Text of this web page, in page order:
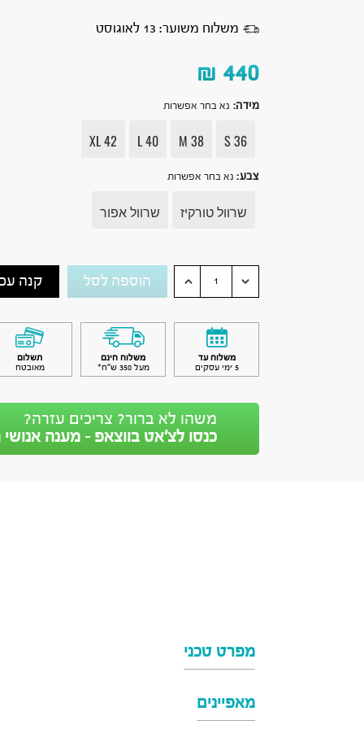
משלוח משוער: 13 לאוגוסט
₪ 440
מידה: נא בחר אפשרות
S 36
M 38
L 40
XL 42
צבע: נא בחר אפשרות
שרוול טורקיז שרוול אפור
הוספה לסל קנה
משלוח עד
5 ימי עסקים
משלוח חינם
מעל 350 ש״ח*
תשלום
מאובטח
משהו לא ברור? צריכים עזרה?
כנסו לצ’אט בווצאפ - מענה אנושי
מפרט טכני
מאפיינים